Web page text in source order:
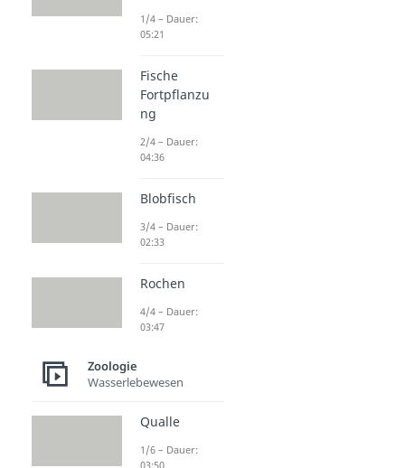
1/4 – Dauer:
05:21
Fische
Fortpflanzu
ng
2/4 – Dauer:
04:36
Blobfisch
3/4 – Dauer:
02:33
Rochen
4/4 – Dauer:
03:47
Zoologie
Wasserlebewesen
Qualle
1/6 – Dauer:
03:50